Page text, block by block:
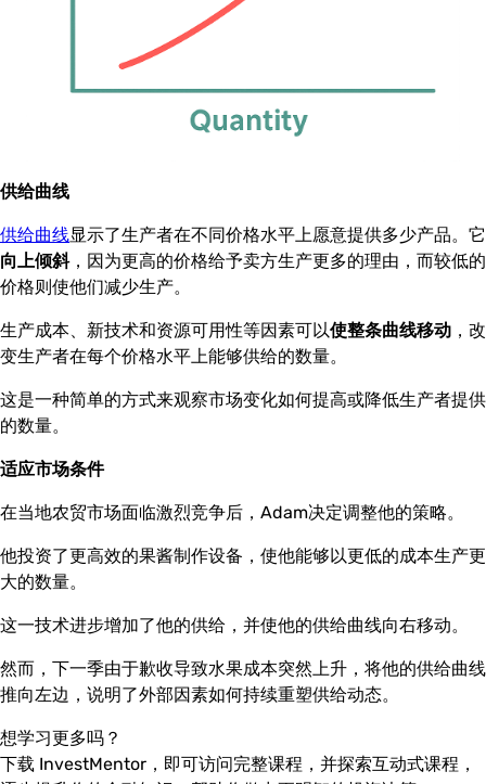
供给曲线
供给曲线显示了生产者在不同价格水平上愿意提供多少产品。它
向上倾斜，因为更高的价格给予卖方生产更多的理由，而较低的
价格则使他们减少生产。
生产成本、新技术和资源可用性等因素可以使整条曲线移动 ，改
变生产者在每个价格水平上能够供给的数量。
这是一种简单的方式来观察市场变化如何提高或降低生产者提供
的数量。
适应市场条件
在当地农贸市场面临激烈竞争后，Adam决定调整他的策略。
他投资了更高效的果酱制作设备，使他能够以更低的成本生产更
大的数量。
这一技术进步增加了他的供给，并使他的供给曲线向右移动。
然而，下一季由于歉收导致水果成本突然上升，将他的供给曲线
推向左边，说明了外部因素如何持续重塑供给动态。
想学习更多吗？
下载 InvestMentor，即可访问完整课程，并探索互动式课程，